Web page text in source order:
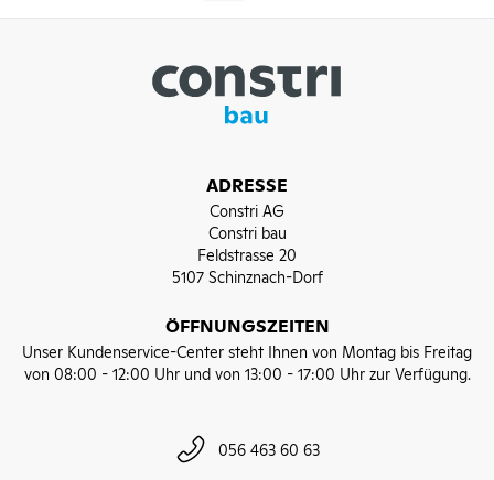
ADRESSE
Constri AG
Constri bau
Feldstrasse 20
5107 Schinznach-Dorf
ÖFFNUNGSZEITEN
Unser Kundenservice-Center steht Ihnen von Montag bis Freitag
von 08:00 - 12:00 Uhr und von 13:00 - 17:00 Uhr zur Verfügung.
056 463 60 63